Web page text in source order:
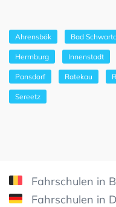
Ahrensbök Bad
Herrnburg Innenstadt
Pansdorf Ratekau
Sereetz
Fahrschulen in
Fahrschulen in